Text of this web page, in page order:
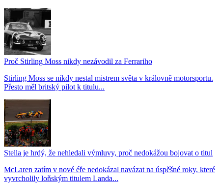
Proč Stirling Moss nikdy nezávodil za Ferrariho
Stirling Moss se nikdy nestal mistrem světa v královně motorsportu.
Přesto měl britský pilot k titulu...
Stella je hrdý, že nehledali výmluvy, proč nedokážou bojovat o titul
McLaren zatím v nové éře nedokázal navázat na úspěšné roky, které
vyvrcholily loňským titulem Landa...